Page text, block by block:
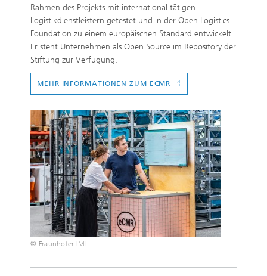
Rahmen des Projekts mit international tätigen
Logistikdienstleistern getestet und in der Open Logistics
Foundation zu einem europäischen Standard entwickelt.
Er steht Unternehmen als Open Source im Repository der
Stiftung zur Verfügung.
MEHR INFORMATIONEN ZUM ECMR
© Fraunhofer IML